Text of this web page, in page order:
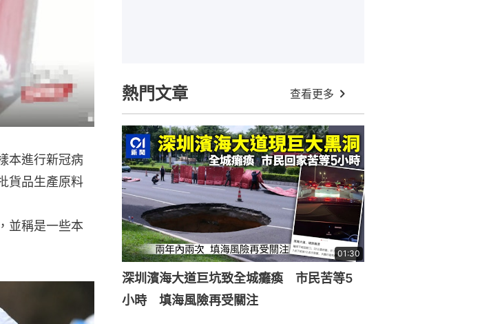
本進行新冠病
貨品生產原料
並稱是一些本
熱門文章 查看更多
01:30
深圳濱海大道巨坑致全城癱瘓 市民苦等5
小時 填海風險再受關注